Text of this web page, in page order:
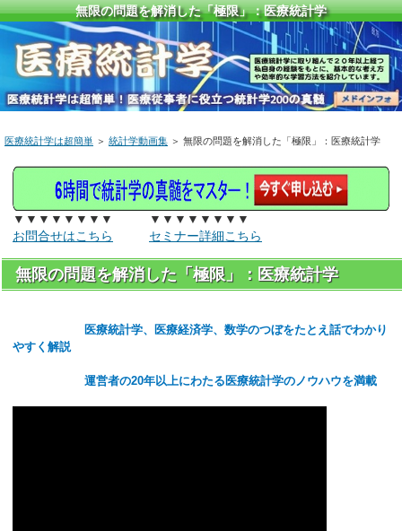
無限の問題を解消した「極限」：医療統計学
医療統計学は超簡単 ＞ 統計学動画集 ＞ 無限の問題を解消した「極限」：医療統計学
▼▼▼▼▼▼▼▼ ▼▼▼▼▼▼▼▼
お問合せはこちら
セミナー詳細こちら
無限の問題を解消した「極限」：医療統計学
医療統計学、医療経済学、数学のつぼをたとえ話でわかり
やすく解説
運営者の20年以上にわたる医療統計学のノウハウを満載